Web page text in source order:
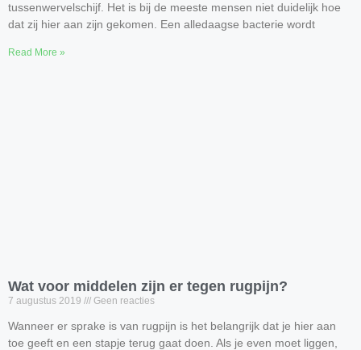
tussenwervelschijf. Het is bij de meeste mensen niet duidelijk hoe
dat zij hier aan zijn gekomen. Een alledaagse bacterie wordt
Read More »
Wat voor middelen zijn er tegen rugpijn?
7 augustus 2019 Geen reacties
Wanneer er sprake is van rugpijn is het belangrijk dat je hier aan
toe geeft en een stapje terug gaat doen. Als je even moet liggen,